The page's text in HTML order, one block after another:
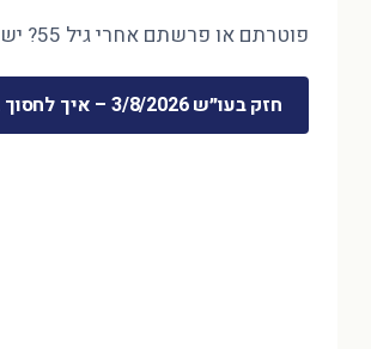
פוטרתם או פרשתם אחרי גיל 55? יש לכם חלון החלטות של חודשים ספורים — והוא קובע את 30 השנים הבאות. המדריך המלא לכסף שמשתחרר …
חזק בעו״ש 3/8/2026 – איך לחסוך במס בפיצויים?